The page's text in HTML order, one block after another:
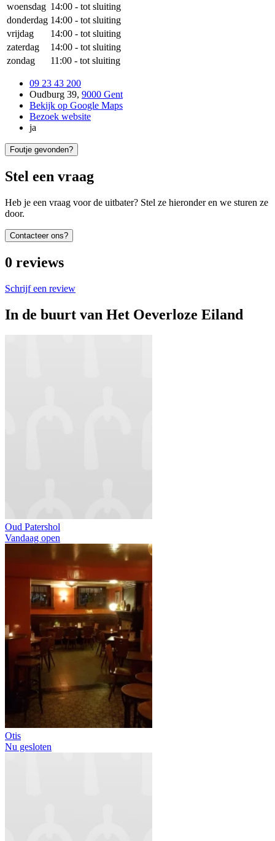
woensdag 14:00 - tot sluiting
donderdag 14:00 - tot sluiting
vrijdag
14:00 - tot sluiting
zaterdag
14:00 - tot sluiting
zondag
11:00 - tot sluiting
09 23 43 200
Oudburg 39, 9000 Gent
Bekijk op Google Maps
Bezoek website
ja
Foutje gevonden?
Stel een vraag
Heb je een vraag voor de uitbater? Stel ze hieronder en we sturen ze
door.
Contacteer ons?
0 reviews
Schrijf een review
In de buurt van Het Oeverloze Eiland
Oud Patershol
Vandaag open
Otis
Nu gesloten